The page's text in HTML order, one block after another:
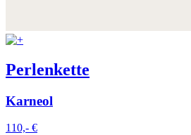
Perlenkette
Karneol
110,- €